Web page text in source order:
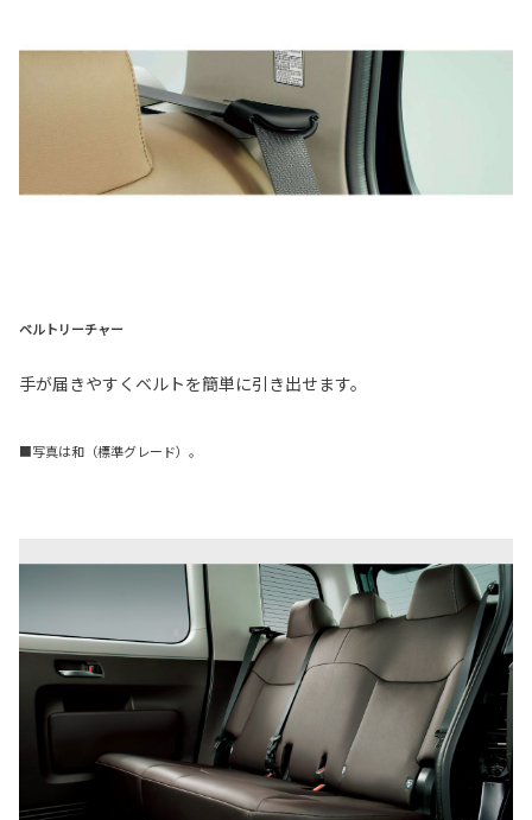
ベルトリーチャー
手が届きやすくベルトを簡単に引き出せます。
■写真は和（標準グレード）。